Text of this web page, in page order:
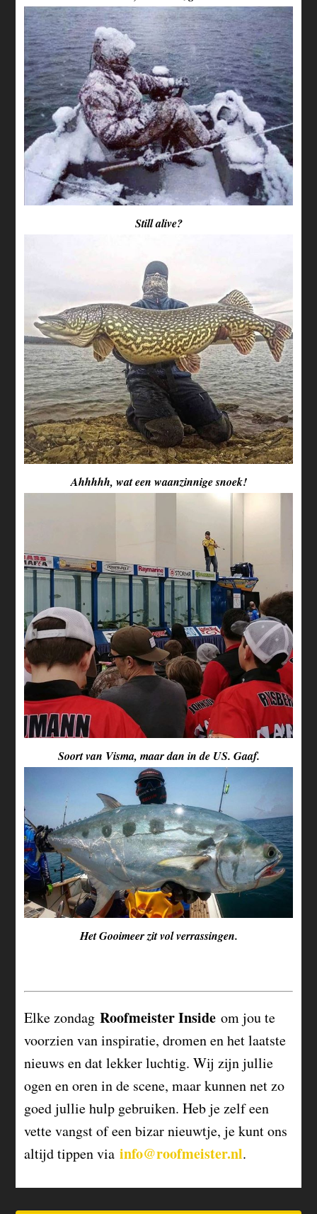
Still alive?
Ahhhhh, wat een waanzinnige snoek!
Soort van Visma, maar dan in de US. Gaaf.
Het Gooimeer zit vol verrassingen.
Elke zondagRoofmeister Inside om jou te
voorzien van inspiratie, dromen en het laatste
nieuws en dat lekker luchtig. Wij zijn jullie
ogen en oren in de scene, maar kunnen net zo
goed jullie hulp gebruiken. Heb je zelf een
vette vangst of een bizar nieuwtje, je kunt ons
altijd tippen viainfo@roofmeister.nl.